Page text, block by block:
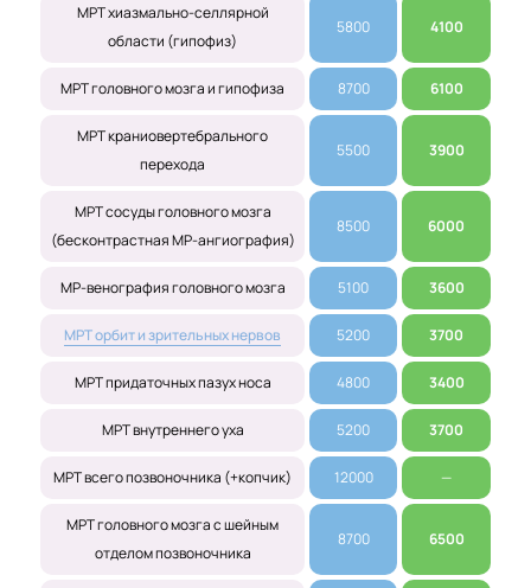
МРТ хиазмально-селлярной
области (гипофиз)
5800 4100
МРТ головного мозга и гипофиза 8700 6100
МРТ краниовертебрального
перехода
5500 3900
МРТ сосуды головного мозга
(бесконтрастная МР-ангиография)
8500 6000
МР-венография головного мозга 5100 3600
МРТ орбит и зрительных нервов 5200 3700
МРТ придаточных пазух носа 4800 3400
МРТ внутреннего уха 5200 3700
МРТ всего позвоночника (+копчик) 12000 —
МРТ головного мозга с шейным
отделом позвоночника
8700 6500